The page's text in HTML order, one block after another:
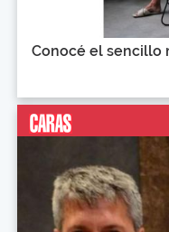
Conocé el sencillo